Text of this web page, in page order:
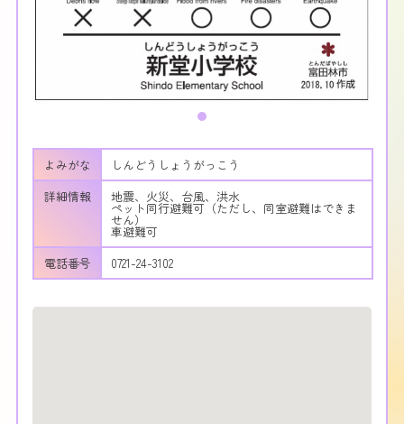
よみがな
しんどうしょうがっこう
詳細情報
地震、火災、台風、洪水
ペット同行避難可（ただし、同室避難はできま
せん）
車避難可
電話番号
0721-24-3102